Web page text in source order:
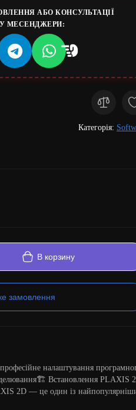
АБО КОНСУЛЬТАЦІЇ
МЕСЕНДЖЕРИ:
Категорія:
В корзину
замовлення
налаштування
Встановлення PLAXIS
2D — це один із